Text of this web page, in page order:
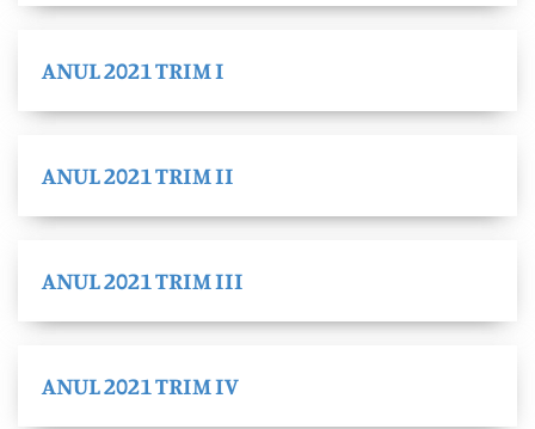
ANUL 2021 TRIM I
ANUL 2021 TRIM II
ANUL 2021 TRIM III
ANUL 2021 TRIM IV